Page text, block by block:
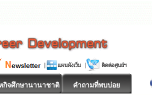
กิจศึกษานานาชาติ คำถามที่พบบ่อย